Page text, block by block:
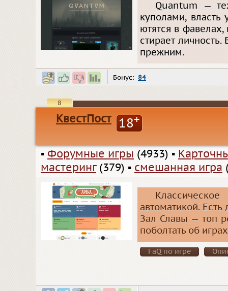
Quantum —
куполами,
ютятся в
стирает
прежним.
Бонус: 84
8
КвестПост 18+
▪ Форумные игры (4933) ▪
мастеринг(379) ▪ смешанная игра
автоматикой.
Зал Славы — топ
поболтать об
FaQ по игре